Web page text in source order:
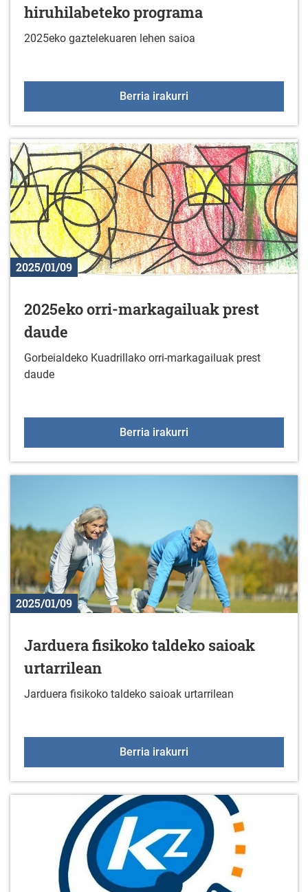
hiruhilabeteko programa
2025eko gaztelekuaren lehen saioa
Berria irakurri
2025/01/09
2025eko orri-markagailuak prest
daude
Gorbeialdeko Kuadrillako orri-markagailuak prest
daude
Berria irakurri
2025/01/09
Jarduera fisikoko taldeko saioak
urtarrilean
Jarduera fisikoko taldeko saioak urtarrilean
Berria irakurri